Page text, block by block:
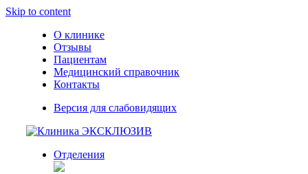
Skip to content
О клинике
Отзывы
Пациентам
Медицинский справочник
Контакты
Версия для слабовидящих
Отделения